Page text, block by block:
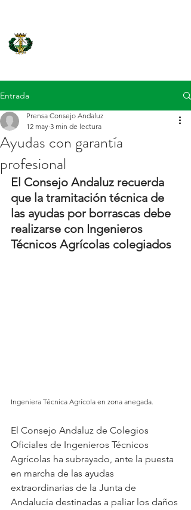
Entrada
Ayudas con garantía
profesional
Prensa Consejo Andaluz
12 may 3 min de lectura
El Consejo Andaluz recuerda
que la tramitación técnica de
las ayudas por borrascas debe
realizarse con Ingenieros
Técnicos Agrícolas colegiados
Ingeniera Técnica Agrícola en zona anegada.
El Consejo Andaluz de Colegios
Oficiales de Ingenieros Técnicos
Agrícolas ha subrayado, ante la puesta
en marcha de las ayudas
extraordinarias de la Junta de
Andalucía destinadas a paliar los daños